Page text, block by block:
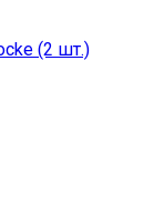
(2 шт.)